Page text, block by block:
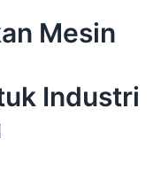
Mesin
Industri